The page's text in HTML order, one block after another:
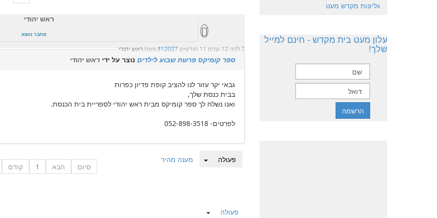
ראש יהודי
מחבר נושא
לפני 12 שנים 11 חודשים #12027מאתראש יהודי
ספר קומיקס פרשת שבוע לילדים נוצר על ידיראש יהודי
גבאי יקר עזור לנו להציב קופת פדיון כפרות
בבית כנסת שלך,
ואנו נשלח לך ספר קומיקס מבית ראש יהודי לספריית בית הכנסת.
לפרטים- 052-898-3518
מענה מהיר פעולה
קודם 1 הבא סיום
פעולה
גליונות מקדש מעט
עלון מעט בית מקדש - חינם למייל
שלך!